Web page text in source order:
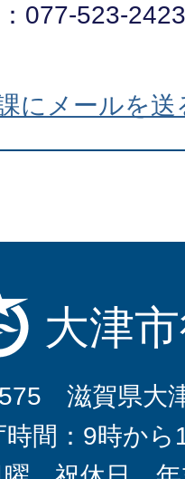
077-523-2423
にメールを送
大津
滋賀県大
時間：9時から